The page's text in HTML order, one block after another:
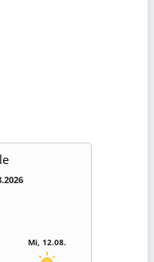
Mi, 12.08.